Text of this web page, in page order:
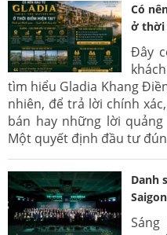
Có
ở thời
Đây
tìm hiểu Gladia Khang
nhiên, để trả lời chính
bán hay những lời
Một quyết định đầu tư
Danh